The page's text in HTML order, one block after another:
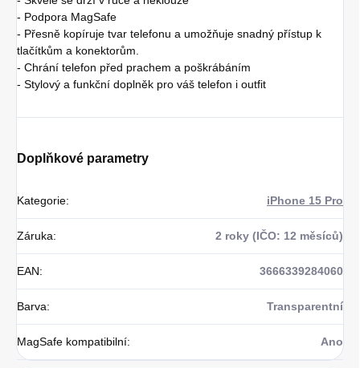
- Podpora MagSafe
- Přesně kopíruje tvar telefonu a umožňuje snadný přístup k
tlačítkům a konektorům.
- Chrání telefon před prachem a poškrábáním
- Stylový a funkční doplněk pro váš telefon i outfit
Doplňkové parametry
Kategorie: iPhone 15 Pro
Záruka: 2 roky (IČO: 12 měsíců)
EAN: 3666339284060
Barva: Transparentní
MagSafe kompatibilní: Ano